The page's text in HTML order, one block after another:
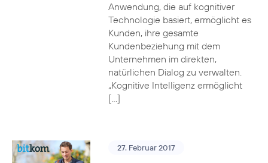
Anwendung, die auf kognitiver
Technologie basiert, ermöglicht es
Kunden, ihre gesamte
Kundenbeziehung mit dem
Unternehmen im direkten,
natürlichen Dialog zu verwalten.
„Kognitive Intelligenz ermöglicht
[…]
27. Februar 2017